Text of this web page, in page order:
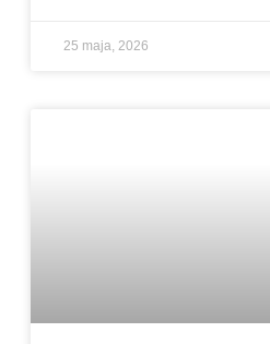
25 maja, 2026